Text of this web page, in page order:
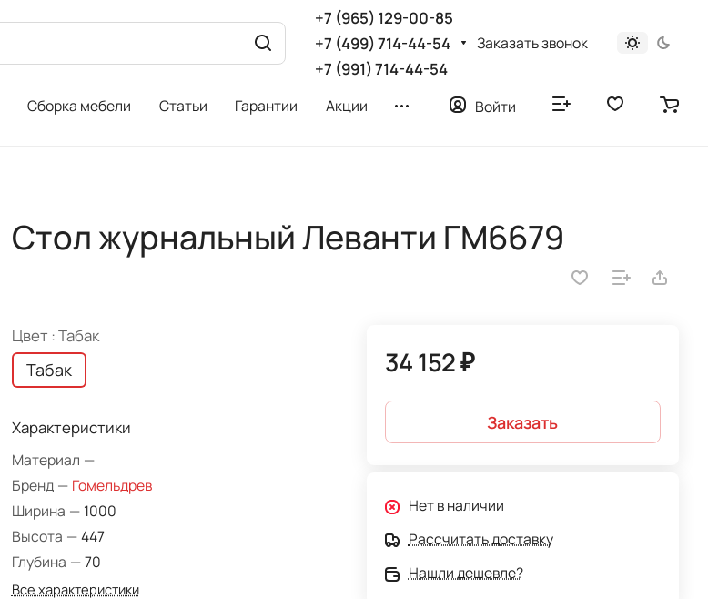
+7 (965) 129-00-85
+7 (499) 714-44-54
+7 (991) 714-44-54
Заказать звонок
Сборка мебели Статьи Гарантии Акции Войти
Стол журнальный Леванти ГМ6679
Цвет :Табак
Табак
Характеристики
Материал —
Бренд — Гомельдрев
Ширина — 1000
Высота —447
Глубина —70
Все характеристики
34 152 ₽
Заказать
Нет в наличии
Рассчитать доставку
Нашли дешевле?